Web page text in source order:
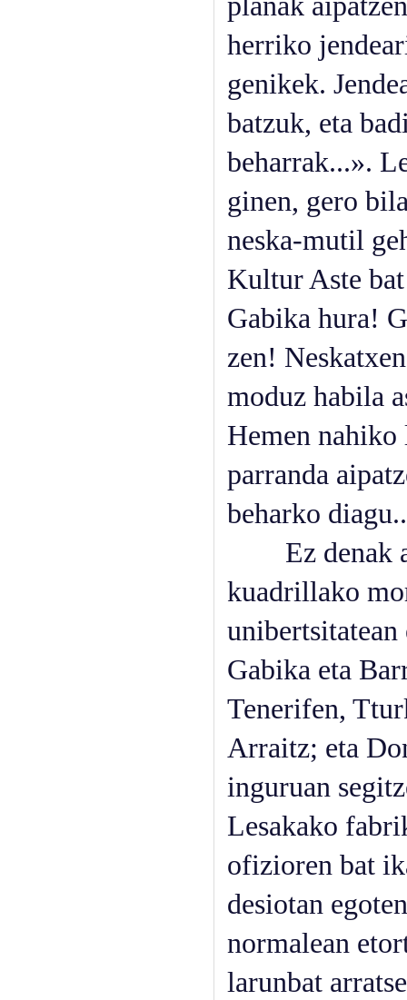
herriko
genikek.
batzuk, eta
beharrak...».
ginen, gero
neska-mutil
Kultur Aste
Gabika hura!
zen!
moduz habila
Hemen nahiko
parranda
beharko
Ez denak
kuadrillako
Gabika eta
Tenerifen,
Arraitz; eta
inguruan
Lesakako
ofizioren bat
desiotan
normalean
larunbat